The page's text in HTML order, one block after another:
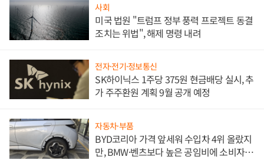
사회
미국 법원 "트럼프 정부 풍력 프로젝트 동결
조치는 위법", 해제 명령 내려
전자·전기·정보통신
SK하이닉스 1주당 375원 현금배당 실시, 추
가 주주환원 계획 9월 공개 예정
자동차·부품
BYD코리아 가격 앞세워 수입차 4위 올랐지
만, BMW·벤츠보다 높은 공임비에 소비자